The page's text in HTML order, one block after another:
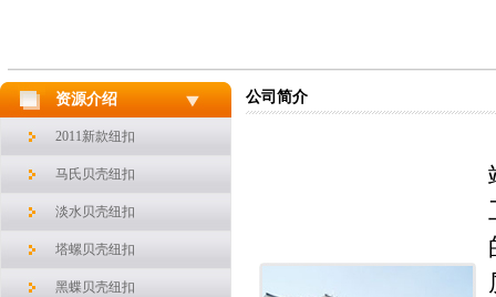
资源介绍
2011新款纽扣
马氏贝壳纽扣
淡水贝壳纽扣
塔螺贝壳纽扣
黑蝶贝壳纽扣
公司简介